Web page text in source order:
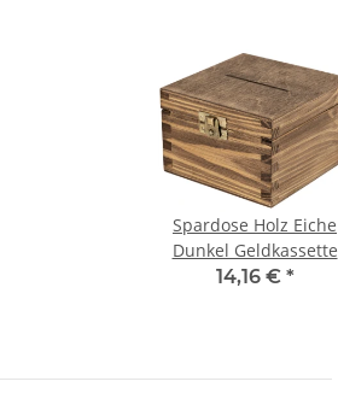
Spardose Holz Eiche
Dunkel Geldkassette
Holzbox
14,16 € *